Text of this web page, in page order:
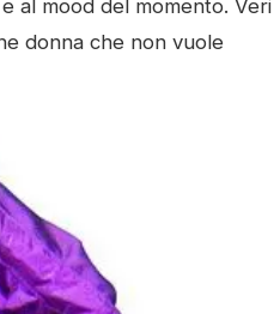
al mood del momento. Veri
donna che non vuole